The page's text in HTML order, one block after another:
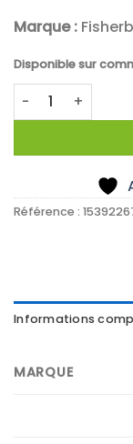
Marque :
Disponible sur
quantité de
Référence :
Informations
MARQUE